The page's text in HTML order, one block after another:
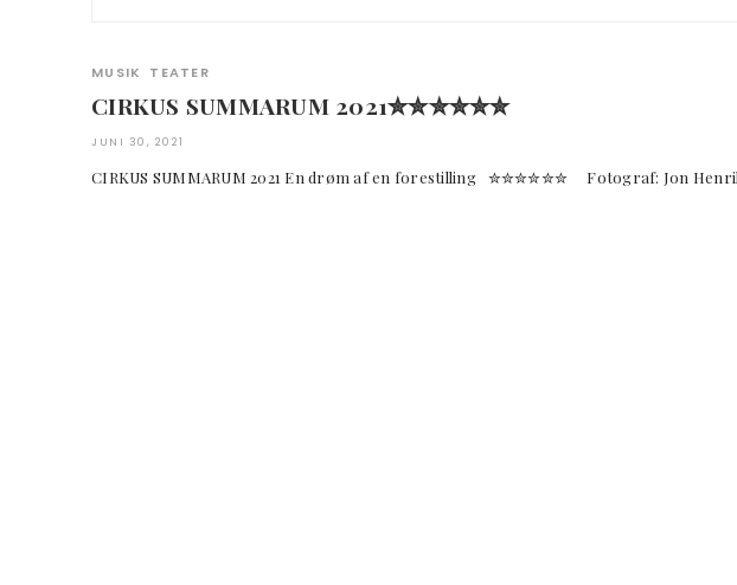
MUSIK TEATER
CIRKUS SUMMARUM 2021✮✮✮✮✮✮
JUNI 30, 2021
CIRKUS SUMMARUM 2021 En drøm af en forestilling ✮✮✮✮✮✮ Fotograf: Jon